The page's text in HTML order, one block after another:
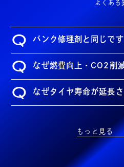
よくある
Q パンク修理剤と同じです
Q なぜ燃費向上・CO2削
Q なぜタイヤ寿命が延長
もっと見る